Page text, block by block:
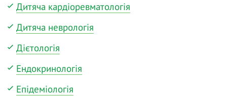
Дитяча кардіоревматологія
Дитяча неврологія
Дієтологія
Ендокринологія
Епідеміологія